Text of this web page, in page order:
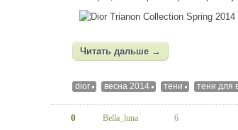
Читать дальше →
dior весна 2014 тени тени для
0 Bella_luna 6